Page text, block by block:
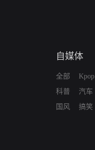
自媒体
全部
科普
国风
Kpop
汽车
搞笑